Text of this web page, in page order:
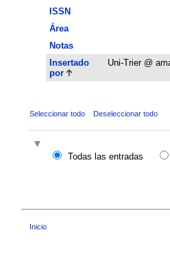
ISSN
Área
Notas
Insertado
por
Uni-Trier @
Seleccionar todo Deseleccionar todo
Todas las entradas
Inicio